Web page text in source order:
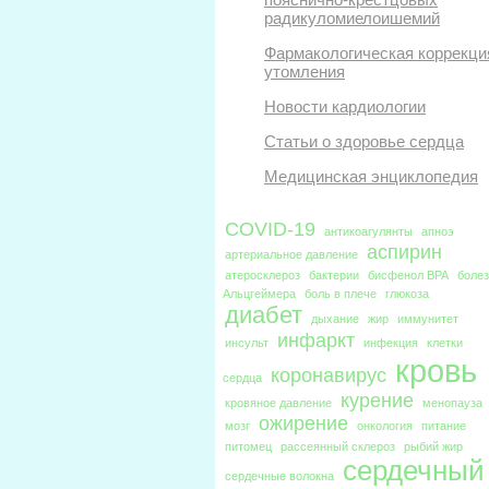
радикуломиелоишемий
Фармакологическая
утомления
Новости кардиологии
Статьи о здоровье сердца
Медицинская энциклопедия
COVID-19 антикоагулянты
апноэ
артериальное давление
аспирин
атеросклероз бактерии бисфенол BPA
Альцгеймера
боль в плече глюкоза
диабет дыхание жир
иммунитет
инсульт
инфаркт инфекция клетки
сердца коронавирус кровь
кровяное давление курение
менопауза
мозг
ожирение онкология
питание
питомец
рассеянный склероз рыбий жир
сердечные волокна
сердечный